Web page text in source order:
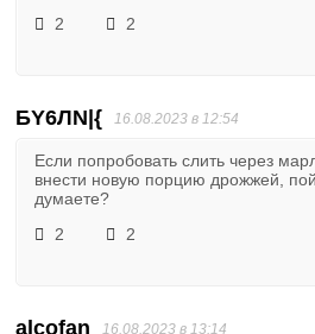
2
2
БY6ЛN|{ 16.08.2023 в 12:54
Если попробовать слить через
внести новую порцию дрожжей,
думаете?
2
2
alcofan 16.08.2023 в 13:14